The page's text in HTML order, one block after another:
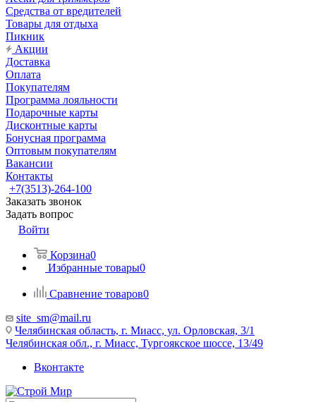
Средства от вредителей
Товары для отдыха
Пикник
Акции
Доставка
Оплата
Покупателям
Программа лояльности
Подарочные карты
Дисконтные карты
Бонусная программа
Оптовым покупателям
Вакансии
Контакты
+7(3513)-264-100
Заказать звонок
Задать вопрос
Войти
Корзина0
Избранные товары0
Сравнение товаров0
site_sm@mail.ru
Челябинская область, г. Миасс, ул. Орловская, 3/1
Челябинская обл., г. Миасс, Тургоякское шоссе, 13/49
Вконтакте